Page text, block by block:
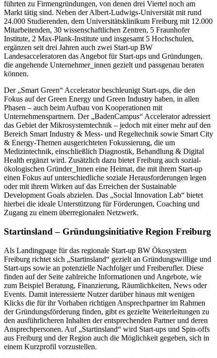
führten zu Firmengründungen, von denen drei Viertel noch am
Markt tätig sind. Neben der Albert-Ludwigs-Universität mit rund
24.000 Studierenden, dem Universitätsklinikum Freiburg mit 12.000
Mitarbeitenden, 30 wissenschaftlichen Zentren, 5 Fraunhofer
Institute, 2 Max-Plank-Institute und insgesamt 5 Hochschulen,
ergänzen seit drei Jahren auch zwei Start-up BW
Landesacceleratoren das Angebot für Start-ups und Gründungen,
die angehende Unternehmer_innen gezielt und passgenau beraten
können.
Der „Smart Green“ Accelerator beschleunigt Start-ups, die den
Fokus auf der Green Energy und Green Industry haben, in allen
Phasen – auch beim Aufbau von Kooperationen mit
Unternehmenspartnern. Der „BadenCampus“ Accelerator adressiert
das Gebiet der Mikrosystemtechnik – jedoch mit einer mehr auf den
Bereich Smart Industry & Mess- und Regeltechnik sowie Smart City
& Energy-Themen ausgerichteten Fokussierung, die um
Medizintechnik, einschließlich Diagnostik, Behandlung & Digital
Health ergänzt wird. Zusätzlich dazu bietet Freiburg auch sozial-
ökologischen Gründer_Innen eine Heimat, die mit ihrem Start-up
einen Fokus auf unterschiedliche soziale Herausforderungen legen
oder mit ihrem Wirken auf das Erreichen der Sustainable
Development Goals abzielen. Das „Social Innovation Lab“ bietet
hierbei die ideale Unterstützung für Förderungen, Coaching und
Zugang zu einem überregionalen Netzwerk.
Startinsland – Gründungsinitiative Region Freiburg
Als Landingpage für das regionale Start-up BW Ökosystem
Freiburg richtet sich „Startinsland“ gezielt an Gründungswillige und
Start-ups sowie an potenzielle Nachfolger und Freiberufler. Diese
finden auf der Seite zahlreiche Informationen und Angebote, wie
zum Beispiel Beratung, Finanzierung, Räumlichkeiten, News oder
Events. Damit interessierte Nutzer darüber hinaus mit wenigen
Klicks die für ihr Vorhaben richtigen Ansprechpartner im Rahmen
der Gründungsförderung finden, gibt es gezielte Weiterleitungen zu
den ausführlicheren Inhalten der entsprechenden Partner und deren
Ansprechpersonen. Auf „Startinsland“ wird Start-ups und Spin-offs
aus Freiburg und der Region auch die Möglichkeit gegeben, sich in
einem Kurzprofil vorzustellen.